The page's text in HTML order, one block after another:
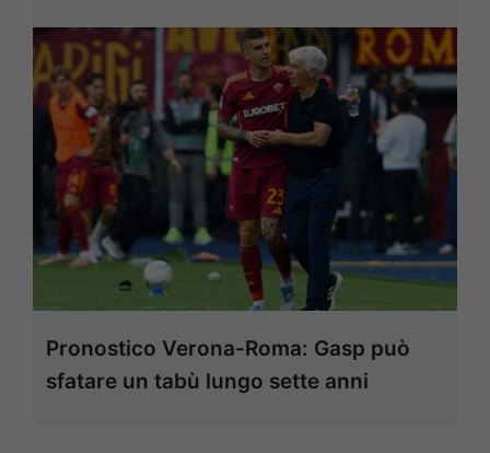
Pronostico Verona-Roma: Gasp può
sfatare un tabù lungo sette anni